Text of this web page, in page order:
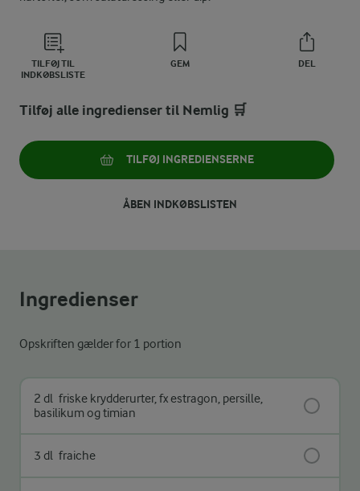
TILFØJ TIL
INDKØBSLISTE
GEM DEL
Tilføj alle ingredienser til Nemlig 🛒
TILFØJ INGREDIENSERNE
ÅBEN INDKØBSLISTEN
Ingredienser
Opskriften gælder for 1 portion
2 dl friske krydderurter, fx estragon, persille,
basilikum og timian
3 dl fraiche